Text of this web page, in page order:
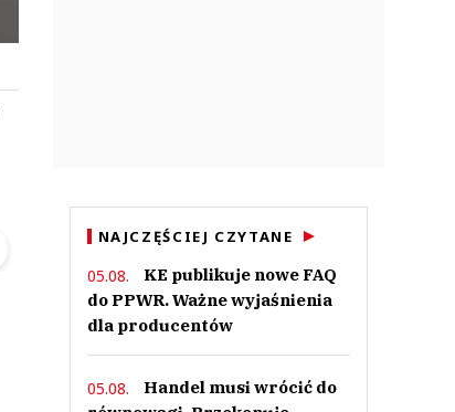
▶
NAJCZĘŚCIEJ CZYTANE
05.08.
KE publikuje nowe FAQ
do PPWR. Ważne wyjaśnienia
dla producentów
05.08.
Handel musi wrócić do